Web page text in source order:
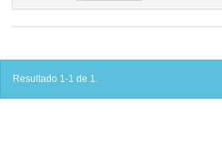
Resultado 1-1 de 1.